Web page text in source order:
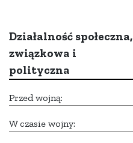
Działalność społeczna,
związkowa i
polityczna
Przed wojną:
W czasie wojny: